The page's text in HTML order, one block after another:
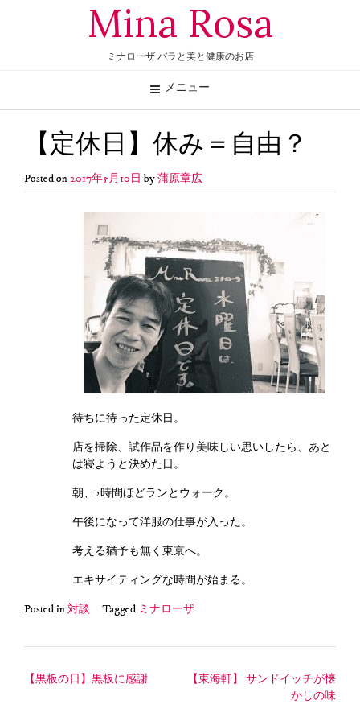
Mina Rosa
ミナローザ バラと美と健康のお店
メニュー
【定休日】休み＝自由？
Posted on2017年5月10日 by蒲原章広
待ちに待った定休日。
店を掃除、試作品を作り美味しい思いしたら、あと
は寝ようと決めた日。
朝、2時間ほどランとウォーク。
午後になって洋服の仕事が入った。
考える猶予も無く東京へ。
エキサイティングな時間が始まる。
Posted in対談 Tagged ミナローザ
投
【黒板の日】黒板に感謝
【東海軒】 サンドイッチが懐
かしの味